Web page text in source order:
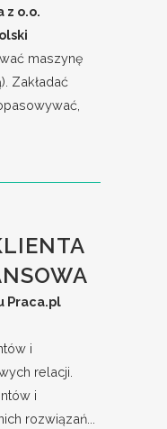
z o.o.
maszynę
Zakładać
Praca.pl
i
relacji.
i
rozwiązań...